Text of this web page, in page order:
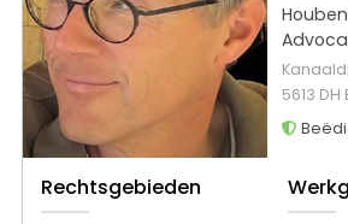
5613
Rechtsgebieden